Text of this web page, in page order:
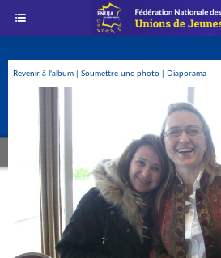
Revenir à l'album Soumettre une photo Diaporama